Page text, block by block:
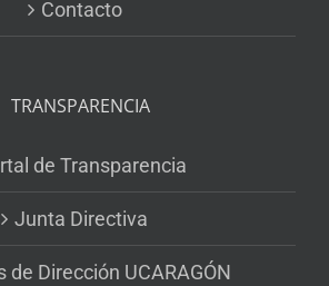
Contacto
TRANSPARENCIA
de Transparencia
Junta Directiva
de Dirección UCARAGÓN